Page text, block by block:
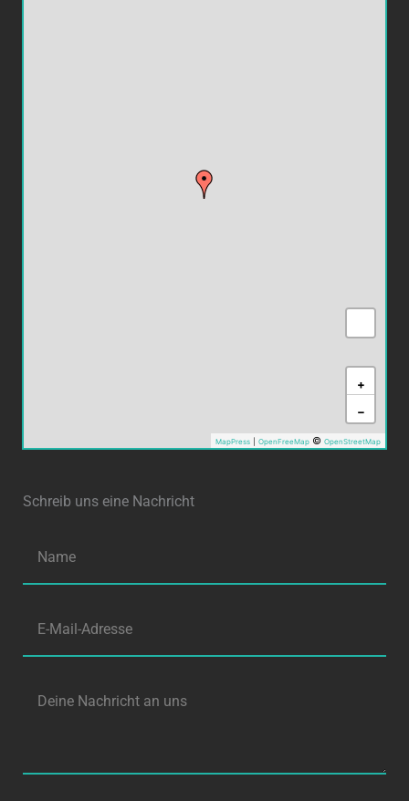
+
−
MapPress OpenFreeMap © OpenStreetMap
Schreib uns eine Nachricht